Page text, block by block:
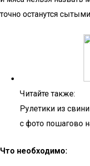
точно останутся
Читайте также:
Рулетики из
с фото пошагово
Что необходимо: